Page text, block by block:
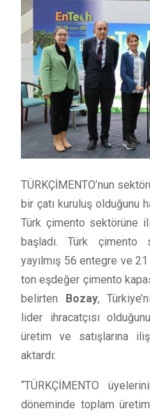
TÜRKÇİMENTO’nun
bir çatı kuruluş olduğunu
Türk çimento sektörüne
başladı. Türk çimento
yayılmış 56 entegre ve
ton eşdeğer çimento
belirten
Bozay,
lider ihracatçısı
üretim ve satışlarına
aktardı:
“TÜRKÇİMENTO
döneminde toplam